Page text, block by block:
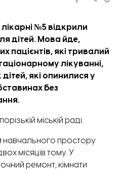
№5 відкрили
дітей. Мова йде,
пацієнтів, які тривалий
лікуванні,
які опинилися у
без
міській раді.
навчального простору
місяців тому. У
ремонт, кімнати